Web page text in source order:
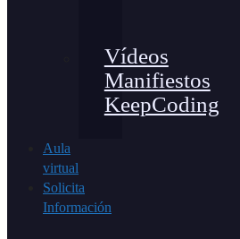
Vídeos
Manifiestos
KeepCoding
Aula
virtual
Solicita
Información